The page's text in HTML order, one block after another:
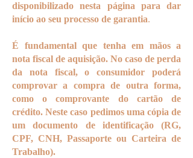
disponibilizado nesta página para dar
início ao seu processo de garantia.
É fundamental que tenha em mãos a
nota fiscal de aquisição. No caso de perda
da nota fiscal, o consumidor poderá
comprovar a compra de outra forma,
como o comprovante do cartão de
crédito. Neste caso pedimos uma cópia de
um documento de identificação (RG,
CPF, CNH, Passaporte ou Carteira de
Trabalho).